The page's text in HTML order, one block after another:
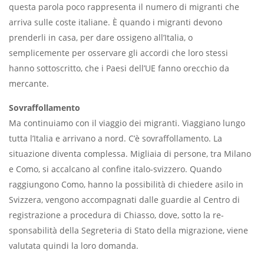
questa parola poco rappresenta il numero di migranti che
arriva sulle coste italiane. È quando i migranti devono
prenderli in casa, per dare ossigeno all’Italia, o
semplicemente per osservare gli ac­cordi che loro stessi
hanno sottoscritto, che i Paesi dell’UE fanno orecchio da
mercante.
Sovraffollamento
Ma continuiamo con il viaggio dei mi­granti. Viaggiano lungo
tutta l’Italia e arrivano a nord. C’è sovraffollamento. La
situazione diventa complessa. Mi­gliaia di persone, tra Milano
e Como, si accalcano al confine italo-svizzero. Quando
raggiungono Como, hanno la possibilità di chiedere asilo in
Sviz­zera, vengono accompagnati dalle guardie al Centro di
registrazione a procedura di Chiasso, dove, sotto la re­
sponsabilità della Segreteria di Stato della migrazione, viene
valutata quindi la loro domanda.